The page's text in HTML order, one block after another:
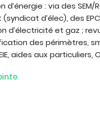
: via des SEM/
d’élec), des
d’électricité et gaz ;
des périmètres,
aides aux particuliers,